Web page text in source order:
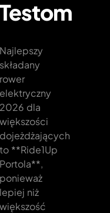
Testom
Najlepszy
składany
rower
elektryczny
2026 dla
większości
dojeżdżających
to **Ride1Up
Portola**,
ponieważ
lepiej niż
większość